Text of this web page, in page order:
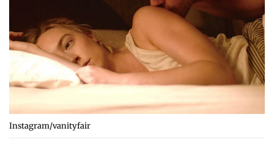
Instagram/vanityfair